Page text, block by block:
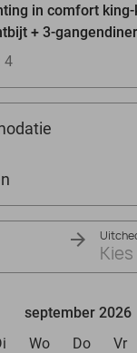
in comfort
+ 3-gangendiner
4
september 2026
Wo Do Vr